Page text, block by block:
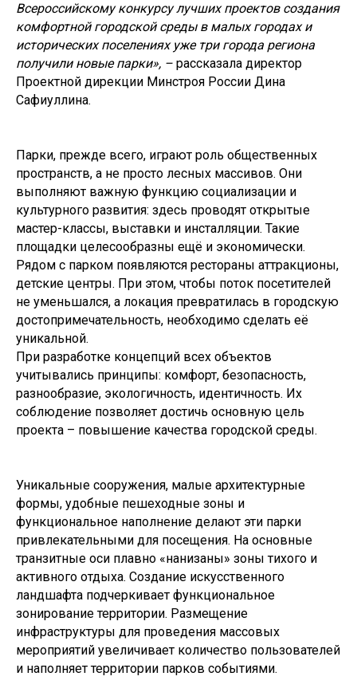
Всероссийскому конкурсу лучших проектов создания
комфортной городской среды в малых городах и
исторических поселениях уже три города региона
получили новые парки», – рассказала директор
Проектной дирекции Минстроя России Дина
Сафиуллина.
Парки, прежде всего, играют роль общественных
пространств, а не просто лесных массивов. Они
выполняют важную функцию социализации и
культурного развития: здесь проводят открытые
мастер-классы, выставки и инсталляции. Такие
площадки целесообразны ещё и экономически.
Рядом с парком появляются рестораны аттракционы,
детские центры. При этом, чтобы поток посетителей
не уменьшался, а локация превратилась в городскую
достопримечательность, необходимо сделать её
уникальной.
При разработке концепций всех объектов
учитывались принципы: комфорт, безопасность,
разнообразие, экологичность, идентичность. Их
соблюдение позволяет достичь основную цель
проекта – повышение качества городской среды.
Уникальные сооружения, малые архитектурные
формы, удобные пешеходные зоны и
функциональное наполнение делают эти парки
привлекательными для посещения. На основные
транзитные оси плавно «нанизаны» зоны тихого и
активного отдыха. Создание искусственного
ландшафта подчеркивает функциональное
зонирование территории. Размещение
инфраструктуры для проведения массовых
мероприятий увеличивает количество пользователей
и наполняет территории парков событиями.
Новости и события
© ФАУ «ПРОЕКТНАЯ ДИРЕКЦИЯ
МИНСТРОЯ РОССИИ», 2022–2025